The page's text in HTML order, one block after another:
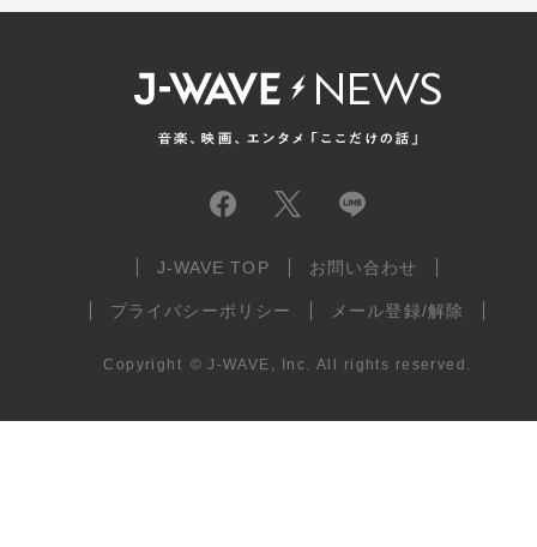
J-WAVE TOP お問い合わせ
プライバシーポリシー メール登録/解除
Copyright © J-WAVE, Inc. All rights reserved.